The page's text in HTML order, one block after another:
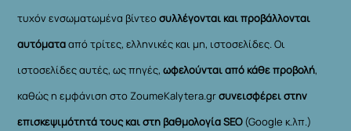
τυχόν ενσωματωμένα βίντεοσυλλέγονται και προβάλλονται
αυτόματααπό τρίτες, ελληνικές και μη, ιστοσελίδες. Οι
ιστοσελίδες αυτές, ως πηγές,ωφελούνται από κάθε προβολή,
καθώς η εμφάνιση στο ZoumeKalytera.grσυνεισφέρει στην
επισκεψιμότητά τους και στη βαθμολογία SEO(Google κ.λπ.)